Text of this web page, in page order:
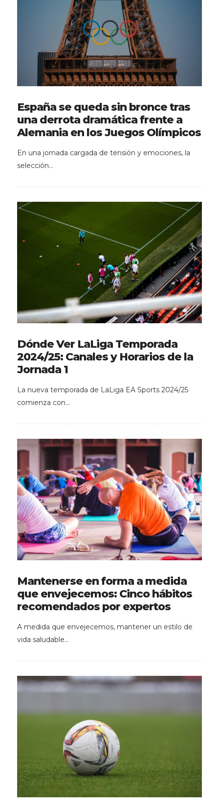
España se queda sin bronce tras
una derrota dramática frente a
Alemania en los Juegos Olímpicos
En una jornada cargada de tensión y emociones, la
selección…
Dónde Ver LaLiga Temporada
2024/25: Canales y Horarios de la
Jornada 1
La nueva temporada de LaLiga EA Sports 2024/25
comienza con…
Mantenerse en forma a medida
que envejecemos: Cinco hábitos
recomendados por expertos
A medida que envejecemos, mantener un estilo de
vida saludable…